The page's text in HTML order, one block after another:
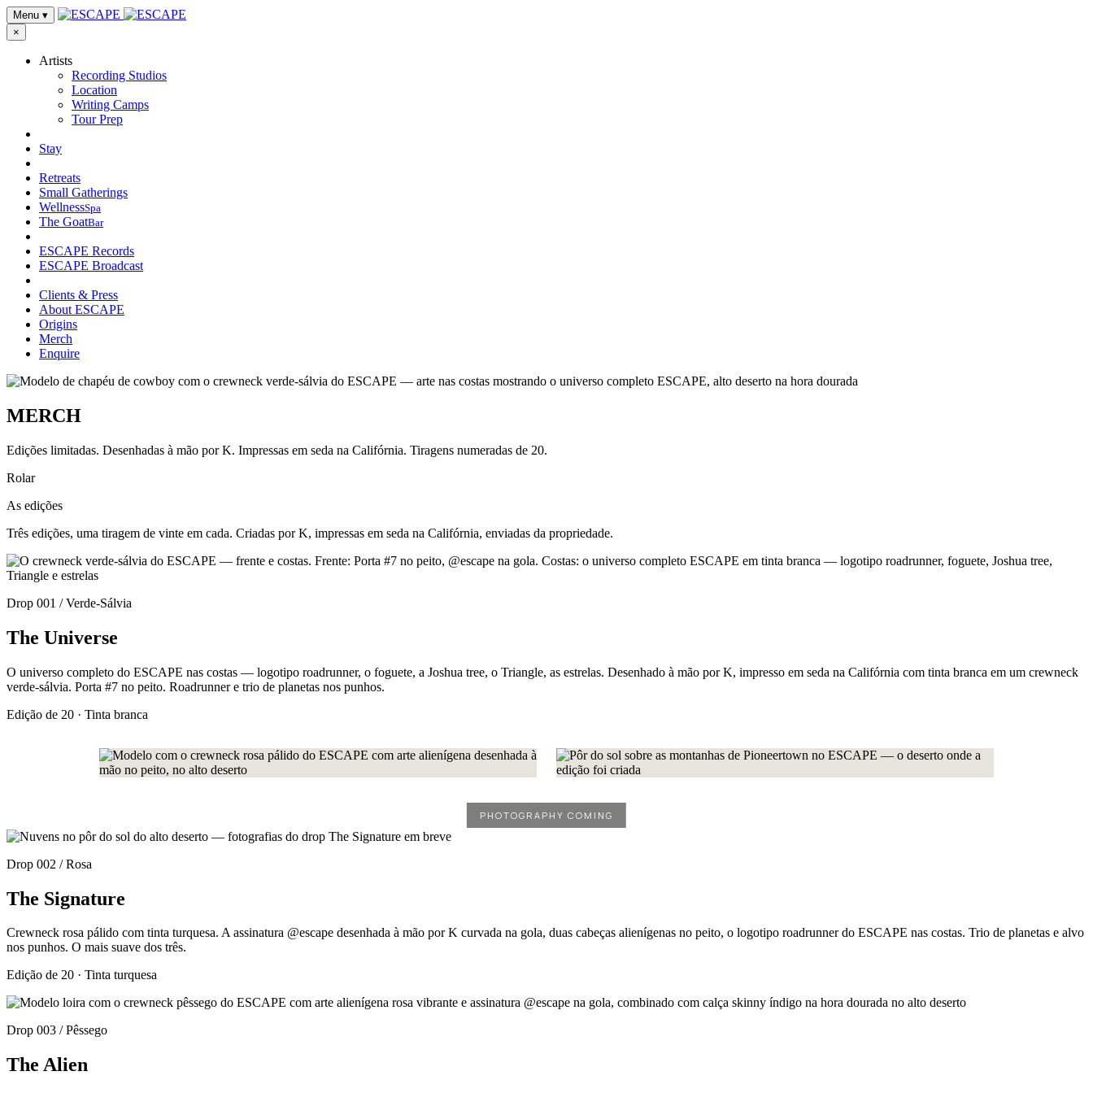
Menu ▾
×
Artists
Recording Studios
Location
Writing Camps
Tour Prep
Stay
Retreats
Small Gatherings
WellnessSpa
The GoatBar
ESCAPE Records
ESCAPE Broadcast
Clients & Press
About ESCAPE
Origins
Merch
Enquire
MERCH
Edições limitadas. Desenhadas à mão por K. Impressas em seda na Califórnia. Tiragens numeradas de 20.
Rolar
As edições
Três edições, uma tiragem de vinte em cada. Criadas por K, impressas em seda na Califórnia, enviadas da propriedade.
Drop 001 / Verde-Sálvia
The Universe
O universo completo do ESCAPE nas costas — logotipo roadrunner, o foguete, a Joshua tree, o Triangle, as estrelas. Desenhado à mão por K, impresso em seda na Califórnia com tinta branca em um crewneck
verde-sálvia. Porta #7 no peito. Roadrunner e trio de planetas nos punhos.
Edição de 20 · Tinta branca
Drop 002 / Rosa
The Signature
Crewneck rosa pálido com tinta turquesa. A assinatura @escape desenhada à mão por K curvada na gola, duas cabeças alienígenas no peito, o logotipo roadrunner do ESCAPE nas costas. Trio de planetas e alvo
nos punhos. O mais suave dos três.
Edição de 20 · Tinta turquesa
Drop 003 / Pêssego
The Alien